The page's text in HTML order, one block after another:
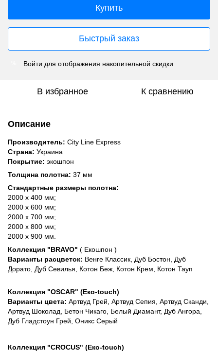
Купить
Быстрый заказ
Войти для отображения накопительной скидки
В избранное К сравнению
Описание
Производитель: City Line Express
Страна: Украина
Покрытие: экошпон
Толщина полотна: 37 мм
Стандартные размеры полотна:
2000 х 400 мм;
2000 х 600 мм;
2000 х 700 мм;
2000 х 800 мм;
2000 х 900 мм.
Коллекция "BRAVO" ( Екошпон )
Варианты расцветок: Венге Классик, Дуб Бостон, Дуб
Дорато, Дуб Севилья, Котон Беж, Котон Крем, Котон Тауп
Коллекция "OSCAR" (Еко-touch)
Варианты цвета: Артвуд Грей, Артвуд Сепия, Артвуд Сканди,
Артвуд Шоколад, Бетон Чикаго, Белый Диамант, Дуб Ангора,
Дуб Гладстоун Грей, Оникс Серый
Коллекция "CROCUS" (Еко-touch)